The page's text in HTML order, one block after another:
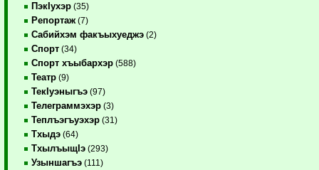
ПэкIухэр (35)
Репортаж (7)
Сабийхэм факъыхуеджэ (2)
Спорт (34)
Спорт хъыбархэр (588)
Театр (9)
ТекIуэныгъэ (97)
Телеграммэхэр (3)
Теплъэгъуэхэр (31)
Тхыдэ (64)
ТхылъыщIэ (293)
Узыншагъэ (111)